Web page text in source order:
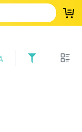
登